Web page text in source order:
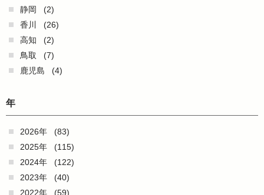
静岡
(2)
香川
(26)
高知
(2)
鳥取
(7)
鹿児島
(4)
年
2026年
(83)
2025年
(115)
2024年
(122)
2023年
(40)
2022年
(59)